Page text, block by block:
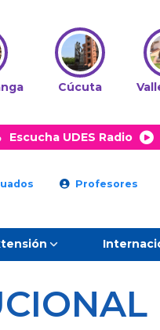
Cúcuta
Escucha UDES Radio
Profesores